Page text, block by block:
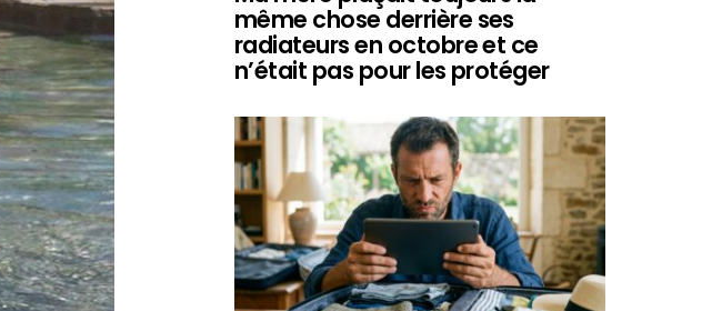
même chose derrière ses
radiateurs en octobre et ce
n’était pas pour les protéger